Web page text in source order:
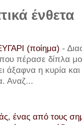
ένθετα
(ποίημα) -
πέρασε δίπλα
άξαφνα η κυρία και
Αναζ...
ένας από τους